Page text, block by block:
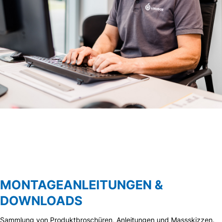
MONTAGEANLEITUNGEN &
DOWNLOADS
Sammlung von Produktbroschüren, Anleitungen und Massskizzen.